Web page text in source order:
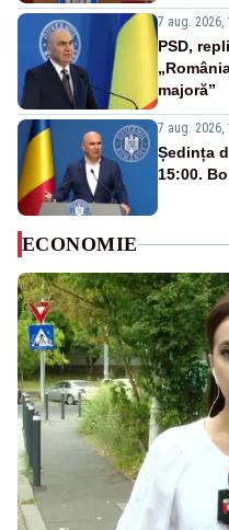
7 aug. 2026,
PSD,
majoră”
7 aug. 2026,
Ședința
15:00.
ECONOMIE